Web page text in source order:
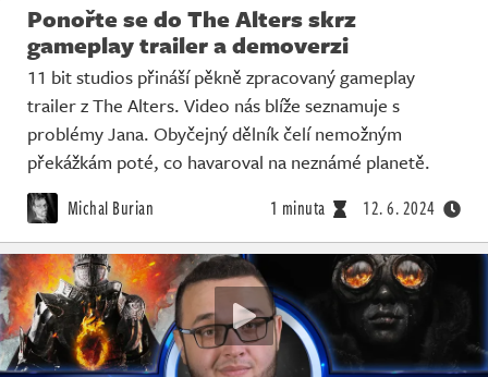
Ponořte se do The Alters skrz
gameplay trailer a demoverzi
11 bit studios přináší pěkně zpracovaný gameplay
trailer z The Alters. Video nás blíže seznamuje s
problémy Jana. Obyčejný dělník čelí nemožným
překážkám poté, co havaroval na neznámé planetě.
Michal Burian 1 minuta 12. 6. 2024